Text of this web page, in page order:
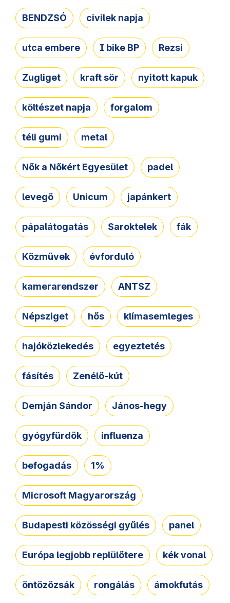
BENDZSÓ civilek napja
utca embere I bike BP Rezsi
Zugliget kraft sör nyitott kapuk
költészet napja forgalom
téli gumi metal
Nők a Nőkért Egyesület padel
levegő Unicum japánkert
pápalátogatás Saroktelek fák
Közművek évforduló
kamerarendszer ANTSZ
Népsziget hős klímasemleges
hajóközlekedés egyeztetés
fásítés Zenélő-kút
Demján Sándor János-hegy
gyógyfürdők influenza
befogadás 1%
Microsoft Magyarország
Budapesti közösségi gyűlés panel
Európa legjobb replülőtere kék vonal
öntözőzsák rongálás ámokfutás